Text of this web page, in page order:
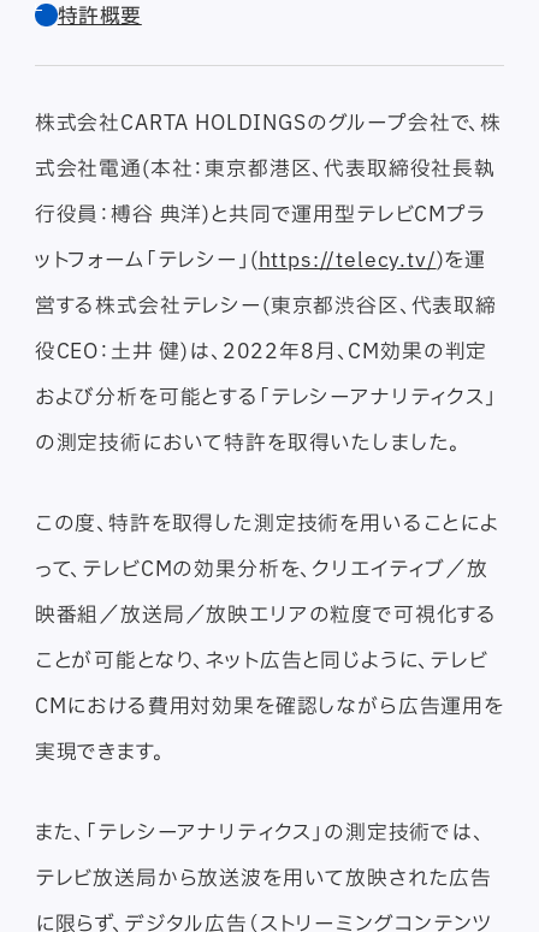
特許概要
株式会社CARTA HOLDINGSのグループ会社で、株
式会社電通(本社：東京都港区、代表取締役社長執
行役員：榑谷 典洋)と共同で運用型テレビCMプラ
ットフォーム「テレシー」( https://telecy.tv/)を運
営する株式会社テレシー(東京都渋谷区、代表取締
役CEO：土井 健)は、2022年8月、CM効果の判定
および分析を可能とする「テレシーアナリティクス」
の測定技術において特許を取得いたしました。
この度、特許を取得した測定技術を用いることによ
って、テレビCMの効果分析を、クリエイティブ／放
映番組／放送局／放映エリアの粒度で可視化する
ことが可能となり、ネット広告と同じように、テレビ
CMにおける費用対効果を確認しながら広告運用を
実現できます。
また、「テレシーアナリティクス」の測定技術では、
テレビ放送局から放送波を用いて放映された広告
に限らず、デジタル広告（ストリーミングコンテンツ